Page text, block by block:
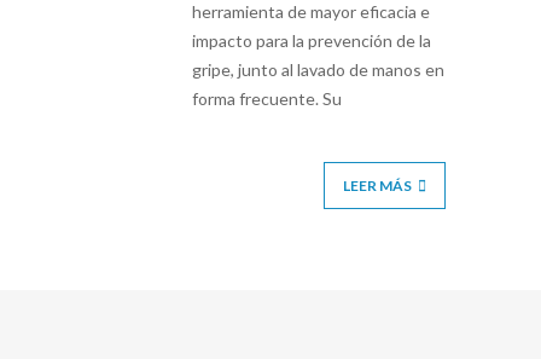
herramienta de mayor eficacia e
impacto para la prevención de la
gripe, junto al lavado de manos en
forma frecuente. Su
LEER MÁS